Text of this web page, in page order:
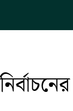
content